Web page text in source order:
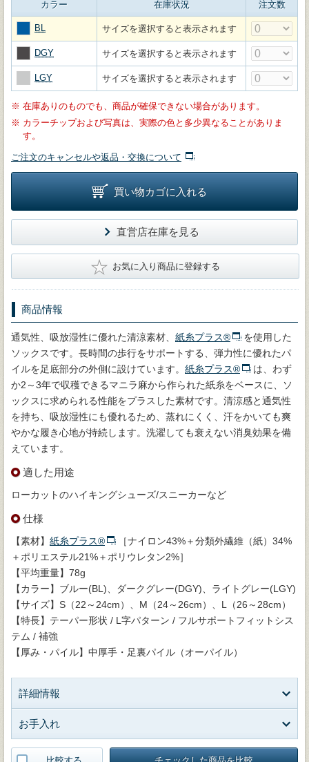
カラー 在庫状況 注文数
BL サイズを選択すると表示されます
DGY サイズを選択すると表示されます
LGY サイズを選択すると表示されます
※ 在庫ありのものでも、商品が確保できない場合があります。
※ カラーチップおよび写真は、実際の色と多少異なることがありま
す。
ご注文のキャンセルや返品・交換について
買い物カゴに入れる
直営店在庫を見る
★ お気に入り商品に登録する
商品情報
通気性、吸放湿性に優れた清涼素材、 紙糸プラス®
を使用した
ソックスです。長時間の歩行をサポートする、弾力性に優れたパ
イルを足底部分の外側に設けています。 紙糸プラス®
は、わず
か2～3年で収穫できるマニラ麻から作られた紙糸をベースに、ソ
ックスに求められる性能をプラスした素材です。清涼感と通気性
を持ち、吸放湿性にも優れるため、蒸れにくく、汗をかいても爽
やかな履き心地が持続します。洗濯しても衰えない消臭効果を備
えています。
適した用途
ローカットのハイキングシューズ/スニーカーなど
仕様
【素材】 紙糸プラス®
［ナイロン43%＋分類外繊維（紙）34%
＋ポリエステル21%＋ポリウレタン2%］
【平均重量】78g
【カラー】ブルー(BL)、ダークグレー(DGY)、ライトグレー(LGY)
【サイズ】S（22～24cm）、M（24～26cm）、L（26～28cm）
【特長】テーパー形状 / L字パターン / フルサポートフィットシス
テム / 補強
【厚み・パイル】中厚手・足裏パイル（オーパイル）
詳細情報
お手入れ
比較する チェックした商品を比較